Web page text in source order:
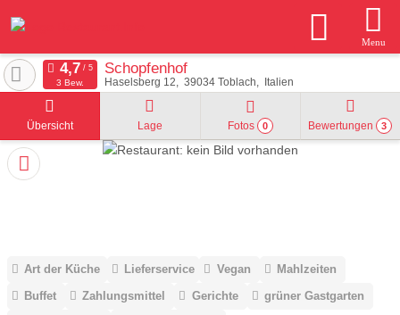
Menu
Schopfenhof
Haselsberg 12 39034 Toblach Italien
3 Bew.
Übersicht Lage Fotos 0 Bewertungen 3
Art der Küche Lieferservice Vegan
Mahlzeiten
Buffet
Zahlungsmittel Gerichte
grüner Gastgarten